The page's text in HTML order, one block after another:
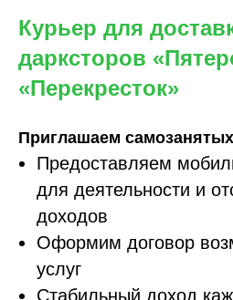
Курьер для
дарксторов
«Перекресток»
Приглашаем самозанятых
Предоставляем
для деятельности и
доходов
Оформим договор
услуг
Стабильный доход